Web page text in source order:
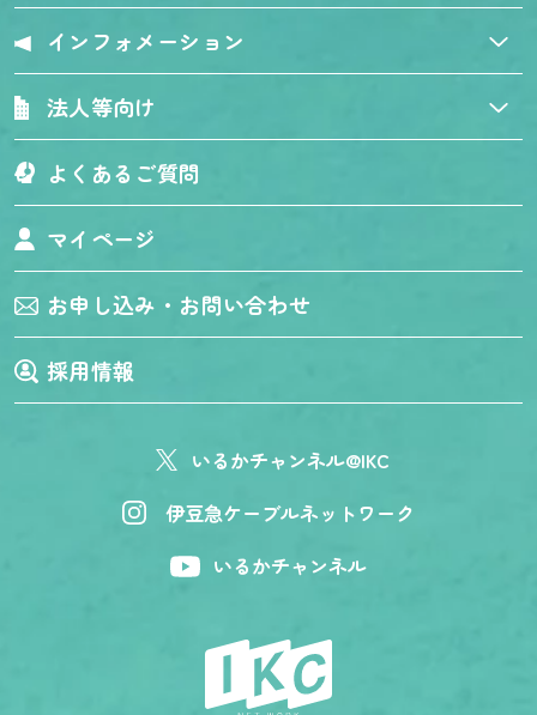
インフォメーション
法人等向け
よくあるご質問
マイページ
お申し込み・お問い合わせ
採用情報
いるかチャンネル@IKC
伊豆急ケーブルネットワーク
いるかチャンネル